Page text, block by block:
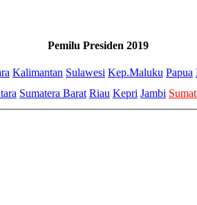
Pemilu Presiden 2019
Kalimantan Sulawesi Kep.Maluku Papua
Sumatera Barat Riau Kepri Jambi